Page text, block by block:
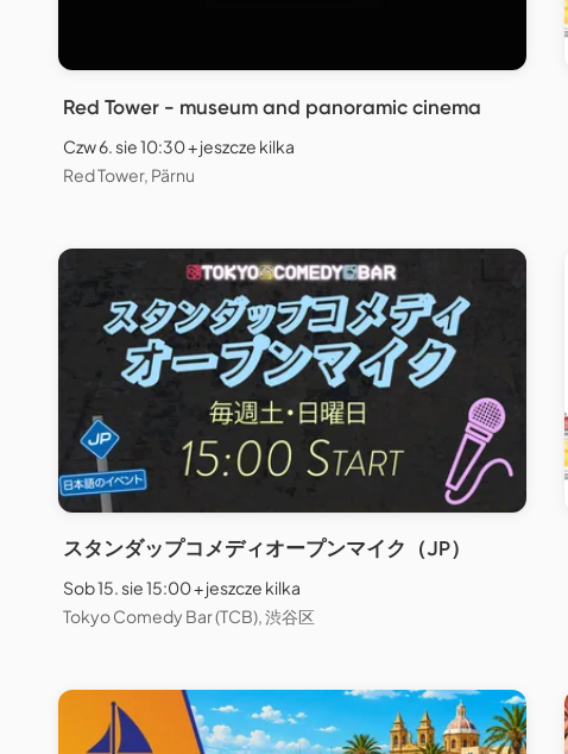
Red Tower - museum and panoramic cinema
Czw 6. sie 10:30 + jeszcze kilka
Red Tower, Pärnu
スタンダップコメディオープンマイク（JP）
Sob 15. sie 15:00 + jeszcze kilka
Tokyo Comedy Bar (TCB), 渋谷区